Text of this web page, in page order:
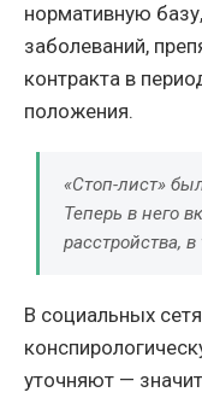
нормативную
заболеваний,
контракта в
положения.
«Стоп-лист»
Теперь в него
расстройства,
В социальных
уточняют —